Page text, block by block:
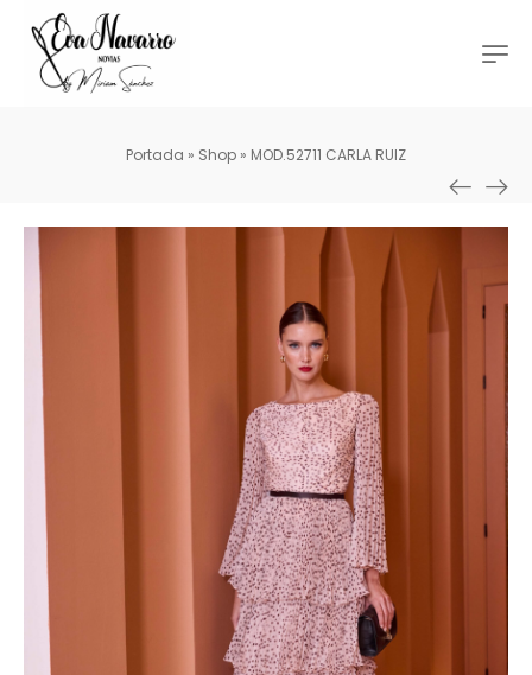
Portada » Shop » MOD.52711 CARLA RUIZ